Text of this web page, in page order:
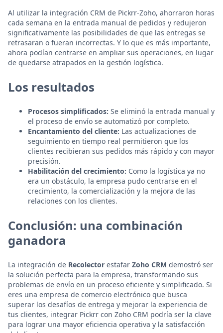
Al utilizar la integración CRM de Pickrr-Zoho, ahorraron horas
cada semana en la entrada manual de pedidos y redujeron
significativamente las posibilidades de que las entregas se
retrasaran o fueran incorrectas. Y lo que es más importante,
ahora podían centrarse en ampliar sus operaciones, en lugar
de quedarse atrapados en la gestión logística.
Los resultados
Procesos simplificados: Se eliminó la entrada manual y
el proceso de envío se automatizó por completo.
Encantamiento del cliente: Las actualizaciones de
seguimiento en tiempo real permitieron que los
clientes recibieran sus pedidos más rápido y con mayor
precisión.
Habilitación del crecimiento: Como la logística ya no
era un obstáculo, la empresa pudo centrarse en el
crecimiento, la comercialización y la mejora de las
relaciones con los clientes.
Conclusión: una combinación
ganadora
La integración de Recolector estafar Zoho CRM demostró ser
la solución perfecta para la empresa, transformando sus
problemas de envío en un proceso eficiente y simplificado. Si
eres una empresa de comercio electrónico que busca
superar los desafíos de entrega y mejorar la experiencia de
tus clientes, integrar Pickrr con Zoho CRM podría ser la clave
para lograr una mayor eficiencia operativa y la satisfacción